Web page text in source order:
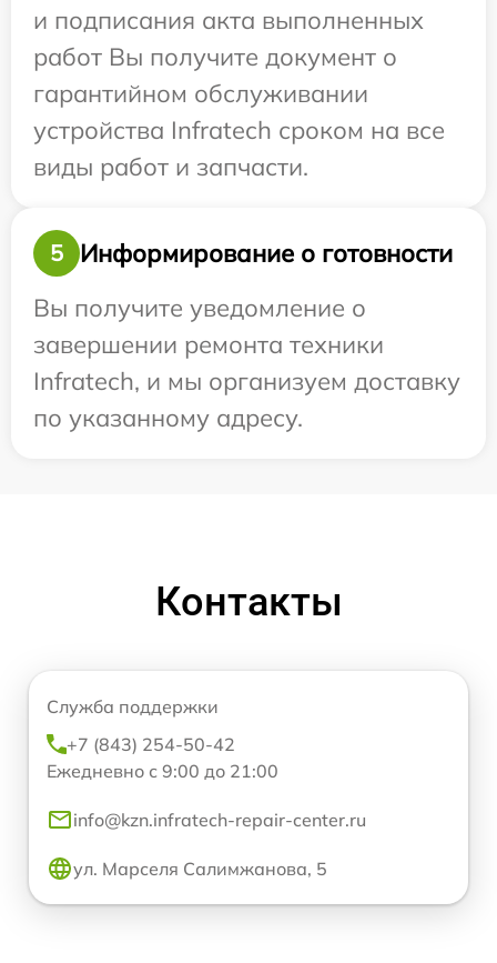
и подписания акта выполненных
работ Вы получите документ о
гарантийном обслуживании
устройства Infratech сроком на все
виды работ и запчасти.
5
Информирование о готовности
Вы получите уведомление о
завершении ремонта техники
Infratech, и мы организуем доставку
по указанному адресу.
Контакты
Служба поддержки
+7 (843) 254-50-42
Ежедневно с 9:00 до 21:00
info@kzn.infratech-repair-center.ru
ул. Марселя Салимжанова, 5